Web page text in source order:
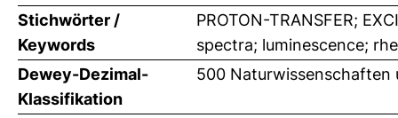
Stichwörter /
Keywords
PROTON-TRANSFER;
spectra; luminescence;
Dewey-Dezimal-
Klassifikation
500 Naturwissenschaften